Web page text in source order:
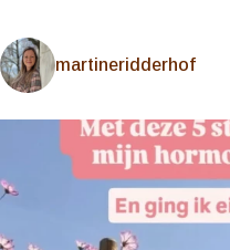
martineridderhof